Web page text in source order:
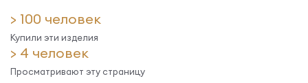
> 100 человек
Купили эти изделия
> 4 человек
Просматривают эту страницу